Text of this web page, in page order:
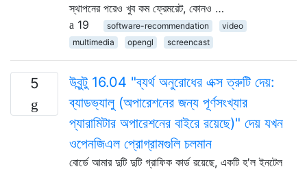
স্থাপনের পরেও খুব কম ফ্রেমরেট, কোনও …
19
software-recommendation
video
multimedia
opengl screencast
5
উবুন্টু 16.04 "ব্যর্থ অনুরোধের এক্স ত্রুটি দেয়:
ব্যাডভ্যালু (অপারেশনের জন্য পূর্ণসংখ্যার
প্যারামিটার অপারেশনের বাইরে রয়েছে)" দেয় যখন
ওপেনজিএল প্রোগ্রামগুলি চলমান
বোর্ডে আমার দুটি দুটি গ্রাফিক কার্ড রয়েছে, একটি হ'ল ইনটেল